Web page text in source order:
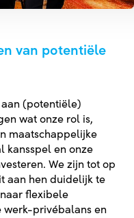
van potentiële
(potentiële)
wat onze rol is,
maatschappelijke
kansspel en onze
We zijn tot op
aan hen duidelijk te
flexibele
werk-privébalans en